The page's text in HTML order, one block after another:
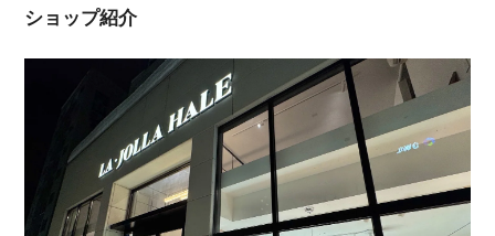
ショップ紹介